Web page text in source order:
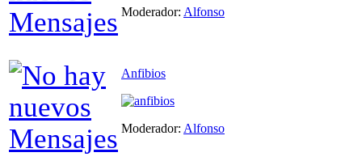
Moderador: Alfonso
Anfibios
Moderador: Alfonso